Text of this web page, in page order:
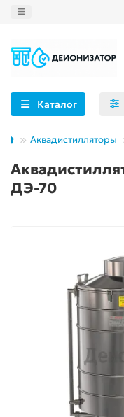
Каталог
Аквадистилляторы
ДЭ-70